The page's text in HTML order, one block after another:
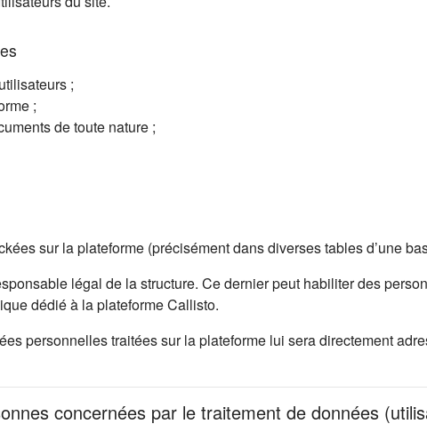
;
;
de toute nature ;
sur la plateforme (précisément dans diverses tables d’une
légal de la structure. Ce dernier peut habiliter des
dédié à la plateforme Callisto.
personnelles traitées sur la plateforme lui sera directement
concernées par le traitement de données